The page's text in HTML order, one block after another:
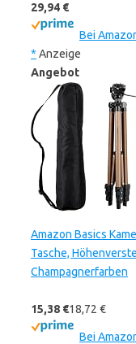
29,94 €
Bei
* Anzeige
Angebot
Amazon Basics
Tasche,
Champagnerfarben
15,38 €18,72 €
Bei